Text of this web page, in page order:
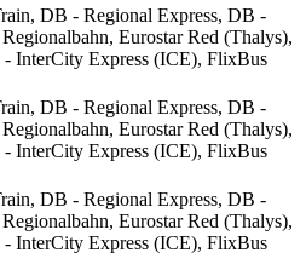
DB - Regional Express, DB -
Eurostar Red (Thalys),
InterCity Express (ICE), FlixBus
DB - Regional Express, DB -
Eurostar Red (Thalys),
InterCity Express (ICE), FlixBus
DB - Regional Express, DB -
Eurostar Red (Thalys),
InterCity Express (ICE), FlixBus